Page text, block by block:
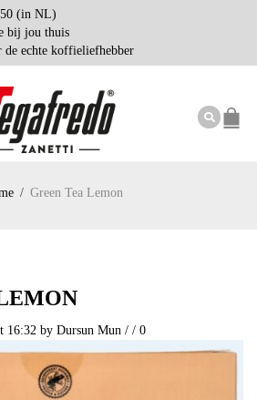
(in NL)
bij jou thuis
de echte koffieliefhebber
/ Green Tea Lemon
16:32 by Dursun Mun / / 0